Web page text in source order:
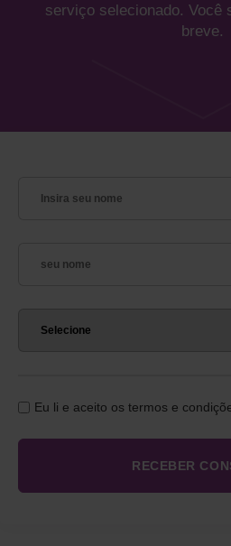
serviço selecionado. Você
breve.
Eu li e aceito os termos e